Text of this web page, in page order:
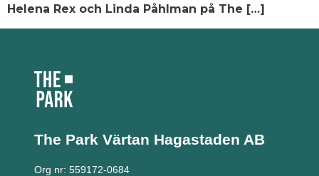
Helena Rex och Linda Påhlman på The […]
The Park Värtan Hagastaden AB
Org nr: 559172-0684